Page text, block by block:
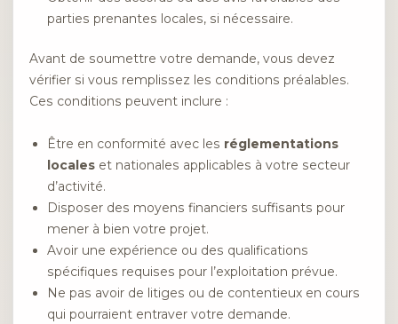
parties prenantes locales, si nécessaire.
Avant de soumettre votre demande, vous devez
vérifier si vous remplissez les conditions préalables.
Ces conditions peuvent inclure :
Être en conformité avec les réglementations
locales et nationales applicables à votre secteur
d’activité.
Disposer des moyens financiers suffisants pour
mener à bien votre projet.
Avoir une expérience ou des qualifications
spécifiques requises pour l’exploitation prévue.
Ne pas avoir de litiges ou de contentieux en cours
qui pourraient entraver votre demande.